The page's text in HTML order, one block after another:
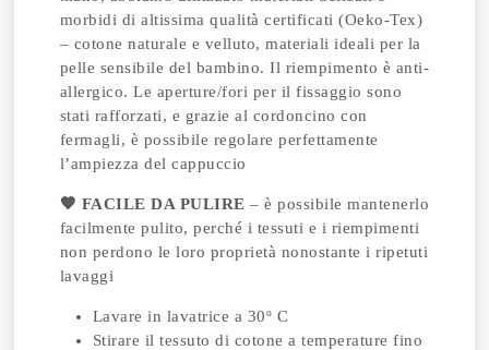
morbidi di altissima qualità certificati (Oeko-Tex)
– cotone naturale e velluto, materiali ideali per la
pelle sensibile del bambino. Il riempimento è anti-
allergico. Le aperture/fori per il fissaggio sono
stati rafforzati, e grazie al cordoncino con
fermagli, è possibile regolare perfettamente
l’ampiezza del cappuccio
🧡 FACILE DA PULIRE– è possibile mantenerlo
facilmente pulito, perché i tessuti e i riempimenti
non perdono le loro proprietà nonostante i ripetuti
lavaggi
Lavare in lavatrice a 30º C
Stirare il tessuto di cotone a temperature fino